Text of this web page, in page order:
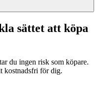
sättet att köpa
du ingen risk som köpare.
kostnadsfri för dig.